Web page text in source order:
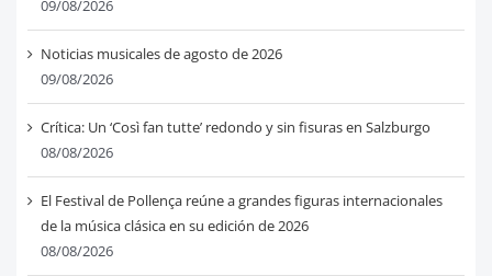
09/08/2026
Noticias musicales de agosto de 2026
09/08/2026
Crítica: Un ‘Così fan tutte’ redondo y sin fisuras en Salzburgo
08/08/2026
El Festival de Pollença reúne a grandes figuras internacionales
de la música clásica en su edición de 2026
08/08/2026